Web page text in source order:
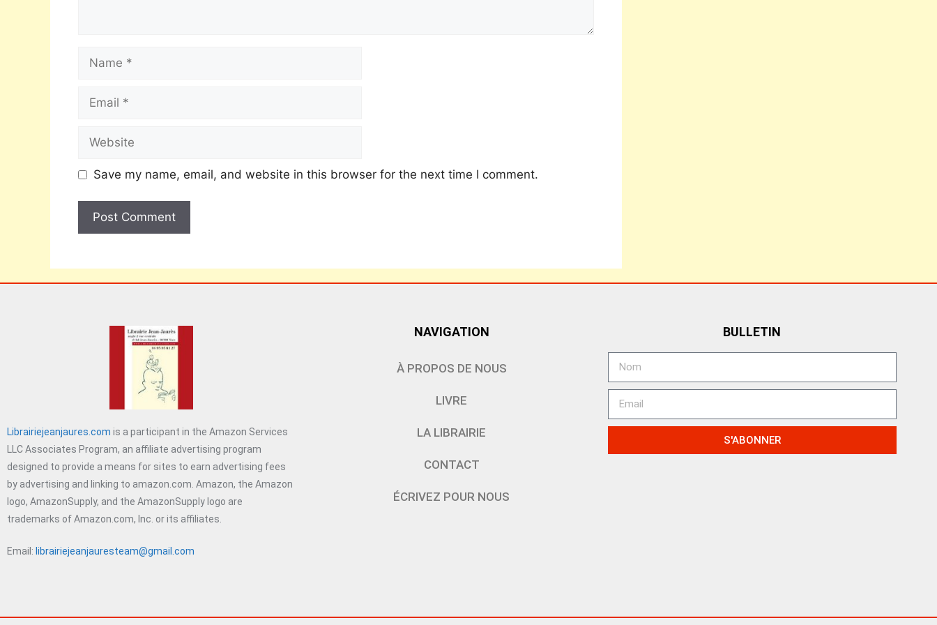
Save my name, email, and website in this browser for the next time I comment.
Librairiejeanjaures.com is a participant in the Amazon Services
LLC Associates Program, an affiliate advertising program
designed to provide a means for sites to earn advertising fees
by advertising and linking to amazon.com. Amazon, the Amazon
logo, AmazonSupply, and the AmazonSupply logo are
trademarks of Amazon.com, Inc. or its affiliates.
Email: librairiejeanjauresteam@gmail.com
NAVIGATION
À PROPOS DE NOUS
LIVRE
LA LIBRAIRIE
CONTACT
ÉCRIVEZ POUR NOUS
BULLETIN
S'ABONNER